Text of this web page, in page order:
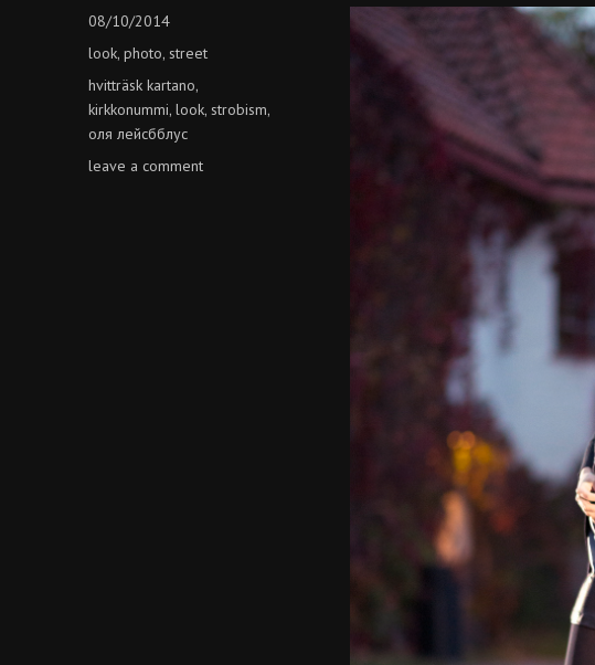
Posted
08/10/2014
Categories
look,photo, street
Tags
hvitträsk kartano,
kirkkonummi,look, strobism,
оля лейсбблус
leave a commenton